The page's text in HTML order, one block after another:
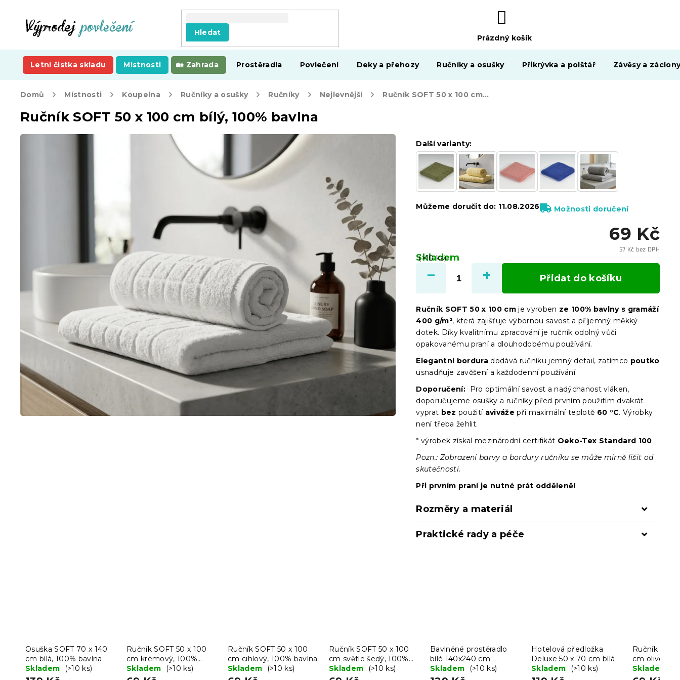
Hledat
NÁKUPNÍ
KOŠÍK
Prázdný košík
Letní čistka skladu Místnosti Zahrada Prostěradla Povlečení Deky a přehozy Ručníky a osušky Přikrývka a polštář Závěsy a
Domů Místnosti Koupelna Ručníky a osušky Ručníky Nejlevnější Ručník SOFT 50 x 100 cm bílý, 100% bavlna
Ručník SOFT 50 x 100 cm bílý, 100% bavlna
69 Kč
57 Kč bez DPH
cena:
Skladem
(>10 ks)
Další varianty:
Můžeme doručit do: 11.08.2026 Možnosti doručení
Přidat do košíku
Ručník SOFT 50 x 100 cm je vyroben ze 100% bavlny s gramáží
400 g/m², která zajišťuje výbornou savost a příjemný měkký
dotek. Díky kvalitnímu zpracování je ručník odolný vůči
opakovanému praní a dlouhodobému používání.
Elegantní bordura dodává ručníku jemný detail, zatímco poutko
usnadňuje zavěšení a každodenní používání.
Doporučení: Pro optimální savost a nadýchanost vláken,
doporučujeme osušky a ručníky před prvním použitím dvakrát
vyprat bez použití aviváže při maximální teplotě 60 °C. Výrobky
není třeba žehlit.
* výrobek získal mezinárodní certifikát Oeko-Tex Standard 100
Pozn.: Zobrazení barvy a bordury ručníku se může mírně lišit od
skutečnosti.
Při prvním praní je nutné prát odděleně!
Rozměry a materiál
Praktické rady a péče
Osuška SOFT 70 x 140
cm bílá, 100% bavlna
Skladem
(>10 ks)
Ručník SOFT 50 x 100
cm krémový, 100%
bavlna
Skladem (>10 ks)
Ručník SOFT 50 x 100
cm cihlový, 100% bavlna
Skladem
(>10 ks)
Ručník SOFT 50 x 100
cm světle šedý, 100%
bavlna
Skladem (>10 ks)
Bavlněné prostěradlo
bílé 140x240 cm
Skladem
(>10 ks)
Hotelová předložka
Deluxe 50 x 70 cm bílá
Skladem
(>10 ks)
Ručník
cm olivově
bavlna
Skladem